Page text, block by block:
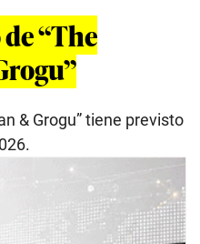
“The
& Grogu” tiene previsto